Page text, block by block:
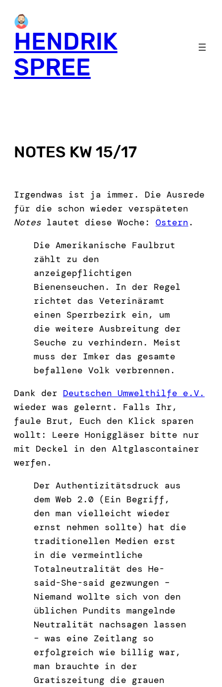
HENDRIK
SPREE
NOTES KW 15/17
Irgendwas ist ja immer. Die Ausrede
für die schon wieder verspäteten
Notes lautet diese Woche: Ostern .
Die Amerikanische Faulbrut
zählt zu den
anzeigepflichtigen
Bienenseuchen. In der Regel
richtet das Veterinäramt
einen Sperrbezirk ein, um
die weitere Ausbreitung der
Seuche zu verhindern. Meist
muss der Imker das gesamte
befallene Volk verbrennen.
Dank der Deutschen Umwelthilfe e.V.
wieder was gelernt. Falls Ihr,
faule Brut, Euch den Klick sparen
wollt: Leere Honiggläser bitte nur
mit Deckel in den Altglascontainer
werfen.
Der Authentizitätsdruck aus
dem Web 2.0 (Ein Begriff,
den man vielleicht wieder
ernst nehmen sollte) hat die
traditionellen Medien erst
in die vermeintliche
Totalneutralität des He-
said-She-said gezwungen –
Niemand wollte sich von den
üblichen Pundits mangelnde
Neutralität nachsagen lassen
– was eine Zeitlang so
erfolgreich wie billig war,
man brauchte in der
Gratiszeitung die grauen